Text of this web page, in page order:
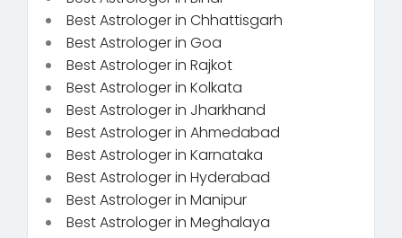
Best Astrologer in Chhattisgarh
Best Astrologer in Goa
Best Astrologer in Rajkot
Best Astrologer in Kolkata
Best Astrologer in Jharkhand
Best Astrologer in Ahmedabad
Best Astrologer in Karnataka
Best Astrologer in Hyderabad
Best Astrologer in Manipur
Best Astrologer in Meghalaya